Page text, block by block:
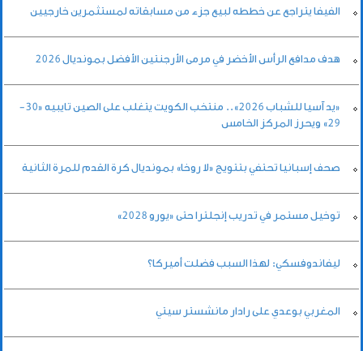
الفيفا يتراجع عن خططه لبيع جزء من مسابقاته لمستثمرين خارجيين
هدف مدافع الرأس الأخضر في مرمى الأرجنتين الأفضل بمونديال 2026
«يد آسيا للشباب 2026».. منتخب الكويت يتغلب على الصين تايبيه «30-
29» ويحرز المركز الخامس
صحف إسبانيا تحتفي بتتويج «لا روخا» بمونديال كرة القدم للمرة الثانية
توخيل مستمر في تدريب إنجلترا حتى «يورو 2028»
ليفاندوفسكي: لهذا السبب فضلت أميركا؟
المغربي بوعدي على رادار مانشستر سيتي